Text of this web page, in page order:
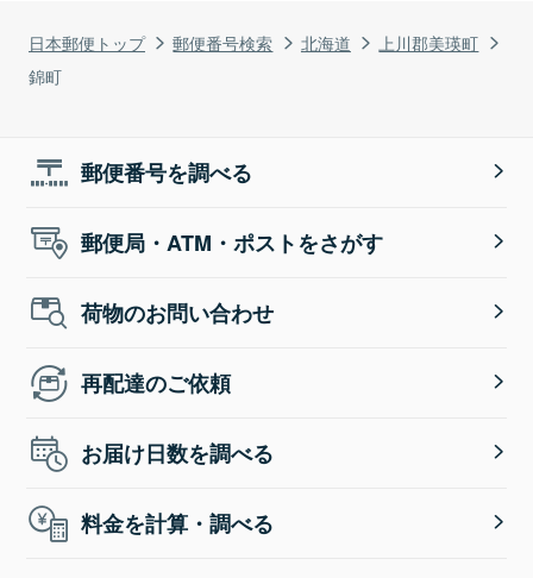
日本郵便トップ 郵便番号検索 北海道
上川郡美瑛町
錦町
郵便番号を調べる
郵便局・ATM・ポストをさがす
荷物のお問い合わせ
再配達のご依頼
お届け日数を調べる
料金を計算・調べる